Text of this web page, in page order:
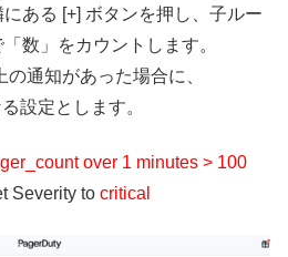
ある [+] ボタンを押し、子ルー
数」をカウントします。
通知があった場合に、
設定とします。
over 1 minutes > 100
Severity to critical